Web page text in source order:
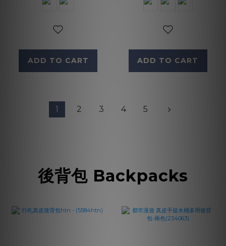
ADD TO CART ADD TO CART
1 2 3 4 5
後背包 Backpacks